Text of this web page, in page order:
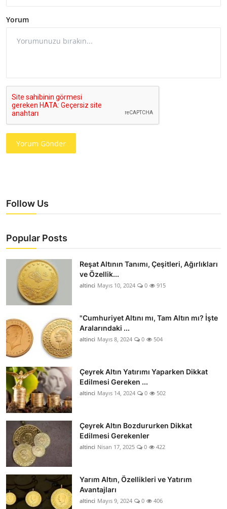
Yorum
Yorum Gönder
Follow Us
Popular Posts
Reşat Altının Tanımı, Çeşitleri, Ağırlıkları
ve Özellik...
altinci Mayıs 10, 2024 0 915
"Cumhuriyet Altını mı, Tam Altın mı? İşte
Aralarındaki ...
altinci Mayıs 8, 2024 0 504
Çeyrek Altın Yatırımı Yaparken Dikkat
Edilmesi Gereken ...
altinci Mayıs 14, 2024 0 502
Çeyrek Altın Bozdururken Dikkat
Edilmesi Gerekenler
altinci Nisan 17, 2025 0 422
Yarım Altın, Özellikleri ve Yatırım
Avantajları
altinci Mayıs 9, 2024 0 406